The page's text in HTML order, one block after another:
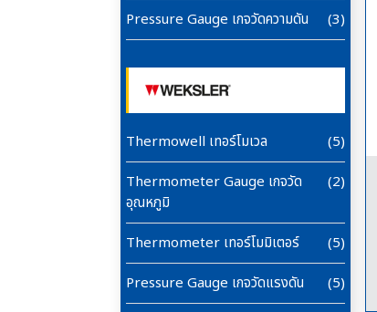
Pressure Gauge เกจวัดความดัน
(3)
Thermowell เทอร์โมเวล
(5)
Thermometer Gauge เกจวัด
อุณหภูมิ
(2)
Thermometer เทอร์โมมิเตอร์
(5)
Pressure Gauge เกจวัดแรงดัน
(5)